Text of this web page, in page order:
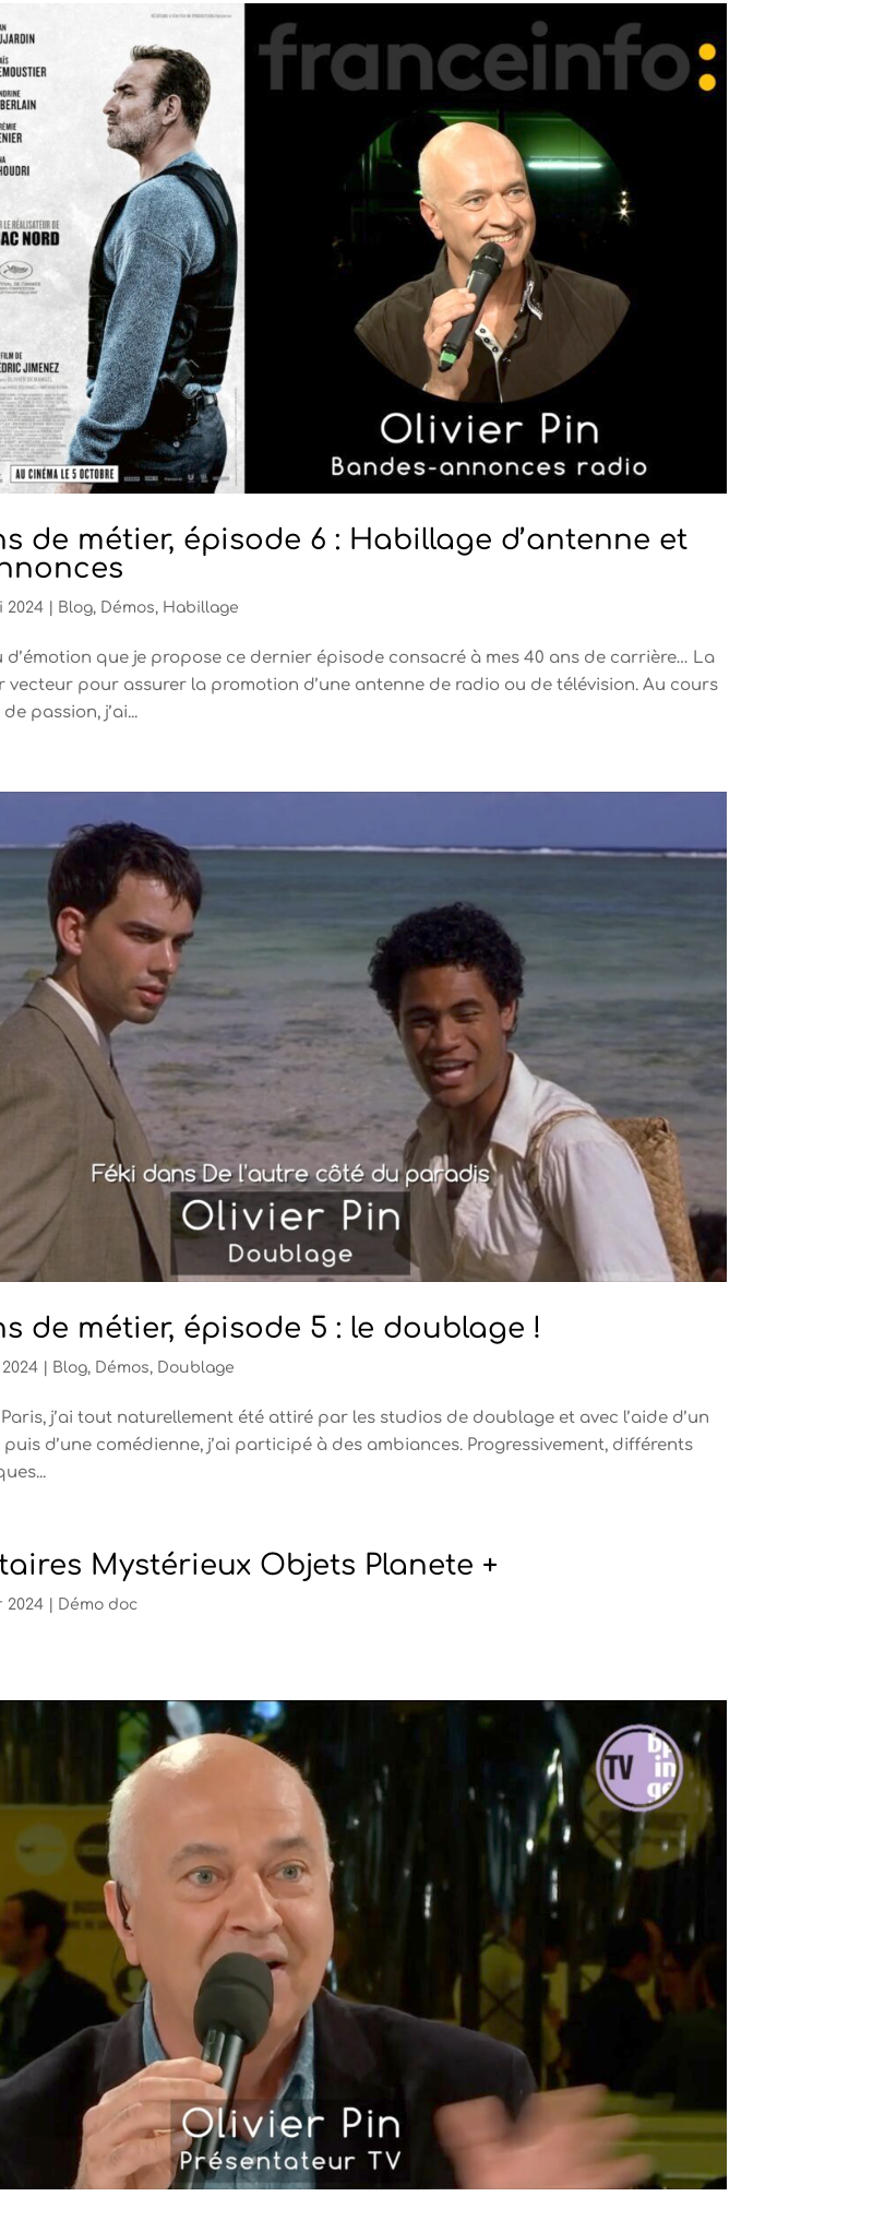
de métier, épisode 6 : Habillage d’antenne et
2024 Blog, Démos, Habillage
d’émotion que je propose ce dernier épisode consacré à mes 40 ans de carrière… La
vecteur pour assurer la promotion d’une antenne de radio ou de télévision. Au cours
passion, j’ai...
de métier, épisode 5 : le doublage !
| Blog, Démos, Doublage
j’ai tout naturellement été attiré par les studios de doublage et avec l’aide d’un
d’une comédienne, j’ai participé à des ambiances. Progressivement, différents
Mystérieux Objets Planete +
2024 | Démo doc